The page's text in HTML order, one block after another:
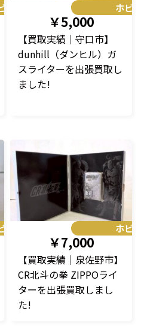
ホビ
￥5,000
【買取実績｜守口市】
dunhill（ダンヒル）ガ
スライターを出張買取し
ました!
ホビ
￥7,000
【買取実績｜泉佐野市】
CR北斗の拳 ZIPPOライ
ターを出張買取しまし
た!